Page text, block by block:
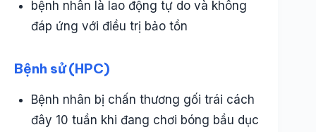
bệnh nhân là lao động tự do và không
đáp ứng với điều trị bảo tồn
Bệnh sử (HPC)
Bệnh nhân bị chấn thương gối trái cách
đây 10 tuần khi đang chơi bóng bầu dục